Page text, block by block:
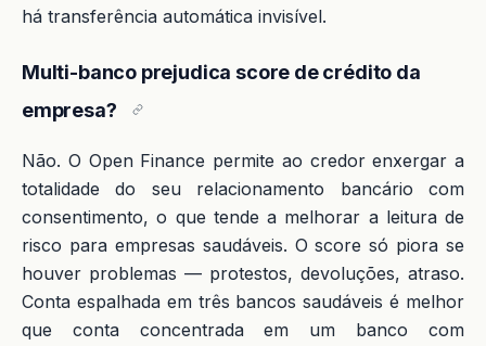
há transferência automática invisível.
Multi-banco prejudica score de crédito da
empresa?
Não. O Open Finance permite ao credor enxergar a
totalidade do seu relacionamento bancário com
consentimento, o que tende a melhorar a leitura de
risco para empresas saudáveis. O score só piora se
houver problemas — protestos, devoluções, atraso.
Conta espalhada em três bancos saudáveis é melhor
que conta concentrada em um banco com